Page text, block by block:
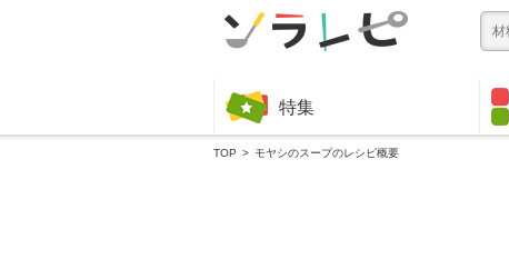
特集
TOP モヤシのスープのレシピ概要